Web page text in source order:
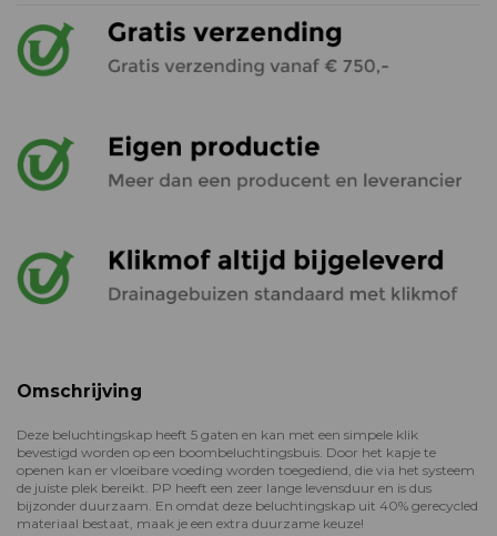
Omschrijving
Deze beluchtingskap heeft 5 gaten en kan met een simpele klik
bevestigd worden op een boombeluchtingsbuis. Door het kapje te
openen kan er vloeibare voeding worden toegediend, die via het systeem
de juiste plek bereikt. PP heeft een zeer lange levensduur en is dus
bijzonder duurzaam. En omdat deze beluchtingskap uit 40% gerecycled
materiaal bestaat, maak je een extra duurzame keuze!